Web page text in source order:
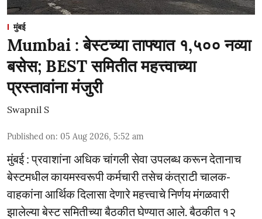
मुंबई
Mumbai : बेस्टच्या ताफ्यात १,५०० नव्या
बसेस; BEST समितीत महत्त्वाच्या
प्रस्तावांना मंजुरी
Swapnil S
Published on: 05 Aug 2026, 5:52 am
मुंबई : प्रवाशांना अधिक चांगली सेवा उपलब्ध करून देतानाच
बेस्टमधील कायमस्वरूपी कर्मचारी तसेच कंत्राटी चालक-
वाहकांना आर्थिक दिलासा देणारे महत्त्वाचे निर्णय मंगळवारी
झालेल्या बेस्ट समितीच्या बैठकीत घेण्यात आले. बैठकीत १२